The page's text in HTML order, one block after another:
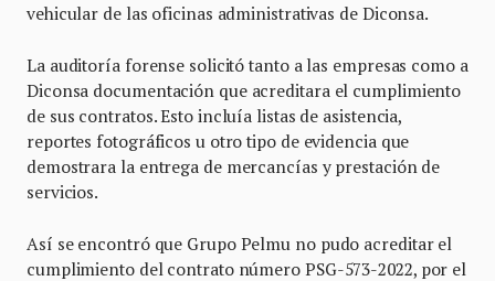
vehicular de las oficinas administrativas de Diconsa.
La auditoría forense solicitó tanto a las empresas como a
Diconsa documentación que acreditara el cumplimiento
de sus contratos. Esto incluía listas de asistencia,
reportes fotográficos u otro tipo de evidencia que
demostrara la entrega de mercancías y prestación de
servicios.
Así se encontró que Grupo Pelmu no pudo acreditar el
cumplimiento del contrato número PSG-573-2022, por el